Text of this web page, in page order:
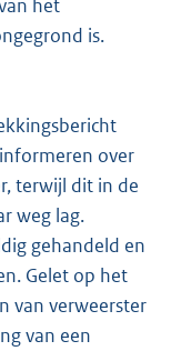
het
is.
over
terwijl dit in de
weg lag.
gehandeld en
Gelet op het
van verweerster
van een